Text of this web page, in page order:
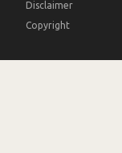
Disclaimer
Copyright